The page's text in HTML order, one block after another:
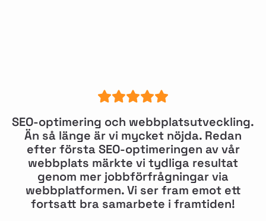
SEO-optimering och webbplatsutveckling.
Än så länge är vi mycket nöjda. Redan
efter första SEO-optimeringen av vår
webbplats märkte vi tydliga resultat
genom mer jobbförfrågningar via
webbplatformen. Vi ser fram emot ett
fortsatt bra samarbete i framtiden!